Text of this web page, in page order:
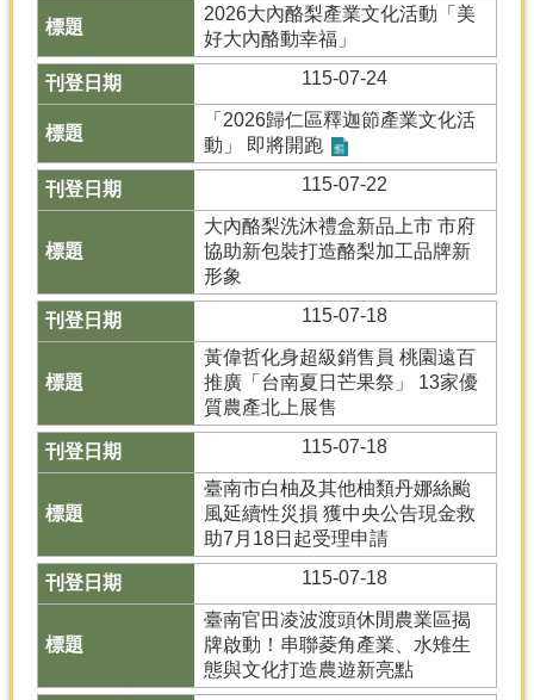
2026大內酪梨產業文化活動「美
好大內酪動幸福」
115-07-24
「2026歸仁區釋迦節產業文化活
動」 即將開跑
115-07-22
大內酪梨洗沐禮盒新品上市 市府
協助新包裝打造酪梨加工品牌新
形象
115-07-18
黃偉哲化身超級銷售員 桃園遠百
推廣「台南夏日芒果祭」 13家優
質農產北上展售
115-07-18
臺南市白柚及其他柚類丹娜絲颱
風延續性災損 獲中央公告現金救
助7月18日起受理申請
115-07-18
臺南官田凌波渡頭休閒農業區揭
牌啟動！串聯菱角產業、水雉生
態與文化打造農遊新亮點